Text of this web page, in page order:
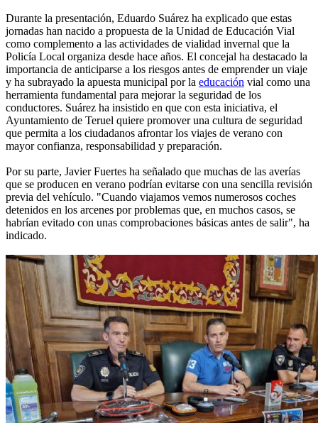
Durante la presentación, Eduardo Suárez ha explicado que estas
jornadas han nacido a propuesta de la Unidad de Educación Vial
como complemento a las actividades de vialidad invernal que la
Policía Local organiza desde hace años. El concejal ha destacado la
importancia de anticiparse a los riesgos antes de emprender un viaje
y ha subrayado la apuesta municipal por la educación vial como una
herramienta fundamental para mejorar la seguridad de los
conductores. Suárez ha insistido en que con esta iniciativa, el
Ayuntamiento de Teruel quiere promover una cultura de seguridad
que permita a los ciudadanos afrontar los viajes de verano con
mayor confianza, responsabilidad y preparación.
Por su parte, Javier Fuertes ha señalado que muchas de las averías
que se producen en verano podrían evitarse con una sencilla revisión
previa del vehículo. "Cuando viajamos vemos numerosos coches
detenidos en los arcenes por problemas que, en muchos casos, se
habrían evitado con unas comprobaciones básicas antes de salir", ha
indicado.